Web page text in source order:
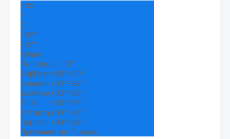
+35
°
C
+35°
+27°
Αθήνα
Παρασκευή, 07
Σάββατο+39°+30°
Κυριακή +35°+29°
Δευτέρα+33°+25°
Τρίτη
+35°+24°
Τετάρτη +34°+25°
Πέμπτη +34°+24°
Πρόγνωση για 7 μέρες